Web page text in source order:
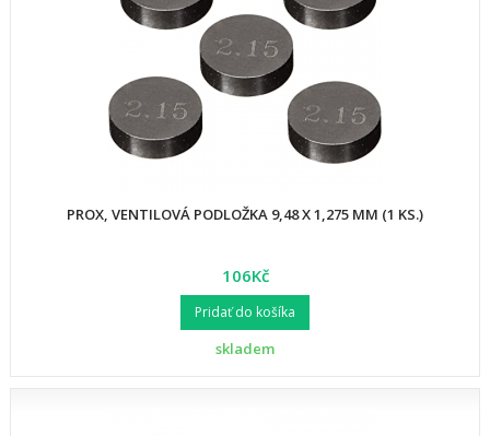
PROX, VENTILOVÁ PODLOŽKA 9,48 X 1,275 MM (1 KS.)
106Kč
Pridať do košíka
skladem